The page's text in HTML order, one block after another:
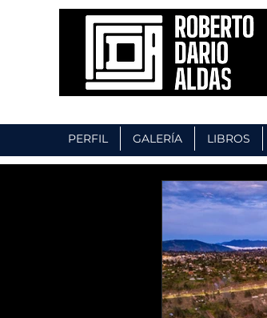
PERFIL GALERÍA LIBROS